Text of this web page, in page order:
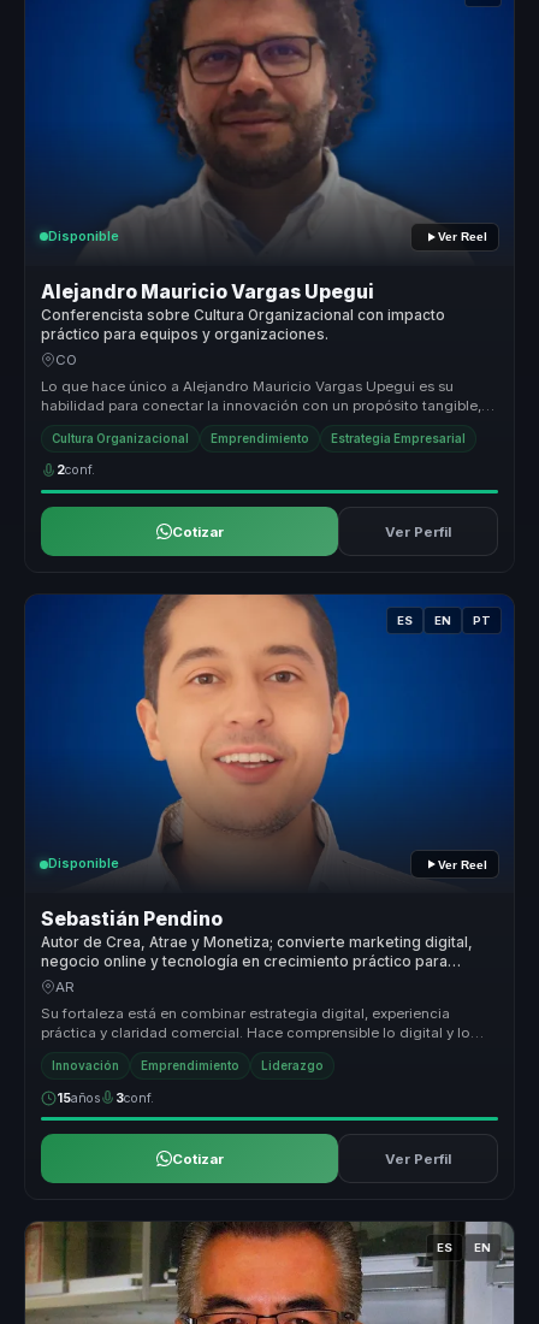
Disponible Ver Reel
Alejandro Mauricio Vargas Upegui
Conferencista sobre Cultura Organizacional con impacto
práctico para equipos y organizaciones.
CO
Lo que hace único a Alejandro Mauricio Vargas Upegui es su
habilidad para conectar la innovación con un propósito tangible,
transformando...
Cultura Organizacional Emprendimiento Estrategia Empresarial
2conf.
Cotizar Ver Perfil
ES EN PT
Disponible Ver Reel
Sebastián Pendino
Autor de Crea, Atrae y Monetiza; convierte marketing digital,
negocio online y tecnología en crecimiento práctico para
empresas y emprendedores.
AR
Su fortaleza está en combinar estrategia digital, experiencia
práctica y claridad comercial. Hace comprensible lo digital y lo
convierte ...
Innovación Emprendimiento Liderazgo
15años 3conf.
Cotizar Ver Perfil
ES EN